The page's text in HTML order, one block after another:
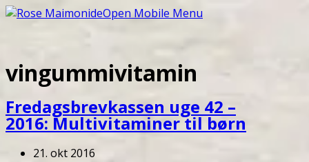
Open Mobile Menu
vingummivitamin
Fredagsbrevkassen uge 42 –
2016: Multivitaminer til børn
21. okt 2016